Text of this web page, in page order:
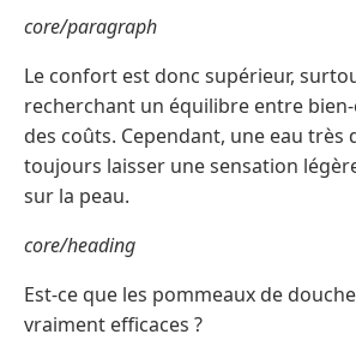
core/paragraph
Le confort est donc supérieur,
recherchant un équilibre entre
des coûts. Cependant, une eau très
toujours laisser une sensation
sur la peau.
core/heading
Est-ce que les pommeaux de
vraiment efficaces ?